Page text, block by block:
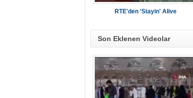
RTE'den 'Stayin' Alive
Son Eklenen Videolar